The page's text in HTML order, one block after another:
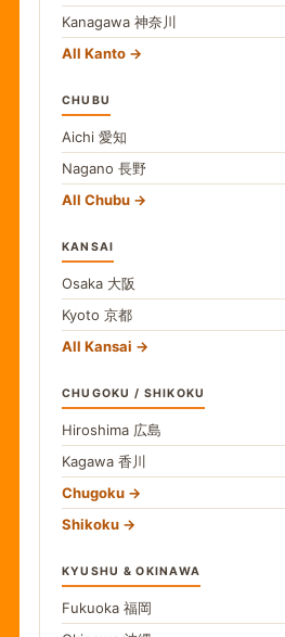
Kanagawa 神奈川
All Kanto
CHUBU
Aichi 愛知
Nagano 長野
All Chubu
KANSAI
Osaka 大阪
Kyoto 京都
All Kansai
CHUGOKU / SHIKOKU
Hiroshima 広島
Kagawa 香川
Chugoku
Shikoku
KYUSHU & OKINAWA
Fukuoka 福岡